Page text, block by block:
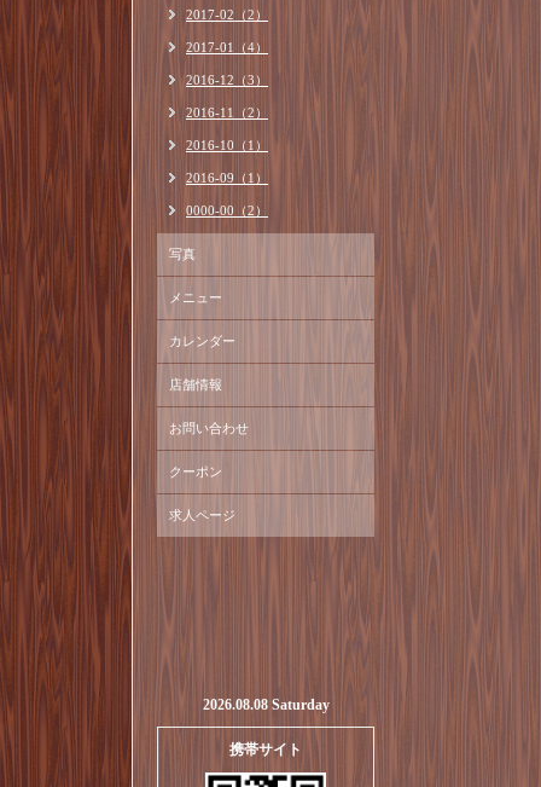
2017-02（2）
2017-01（4）
2016-12（3）
2016-11（2）
2016-10（1）
2016-09（1）
0000-00（2）
写真
メニュー
カレンダー
店舗情報
お問い合わせ
クーポン
求人ページ
2026.08.08 Saturday
携帯サイト